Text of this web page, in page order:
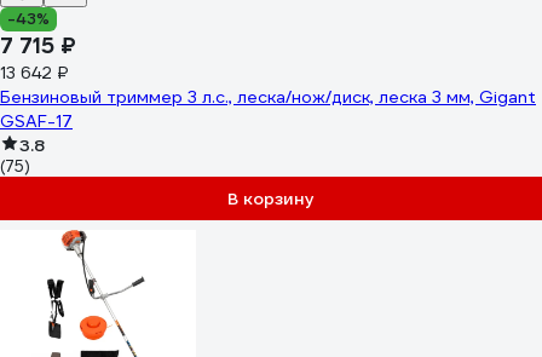
-43%
7 715 ₽
13 642 ₽
Бензиновый триммер 3 л.с., леска/нож/диск, леска 3 мм, Gigant
GSAF-17
3.8
(75)
В корзину